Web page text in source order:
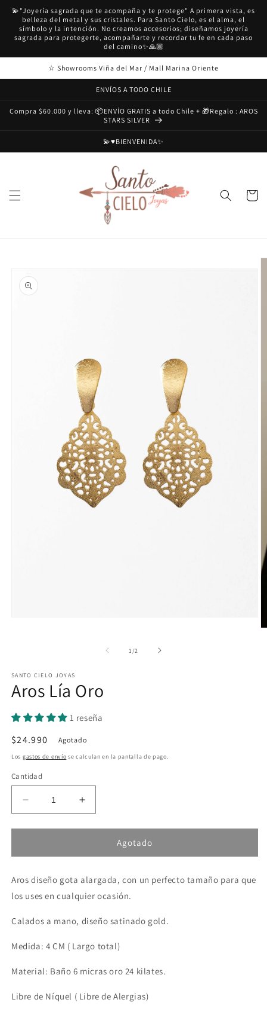
directamente
al contenido
💫"Joyería sagrada que te acompaña y te protege" A primera vista, es
belleza del metal y sus cristales. Para Santo Cielo, es el alma, el
símbolo y la intención. No creamos accesorios; diseñamos joyería
sagrada para protegerte, acompañarte y recordar tu fe en cada paso
del camino✨🙏🏼
☆ Showrooms Viña del Mar / Mall Marina Oriente
ENVÍOS A TODO CHILE
Compra $60.000 y lleva: 📦ENVÍO GRATIS a todo Chile + 🎁Regalo : AROS
STARS SILVER
💫♥️BIENVENIDA✨
Carrito
información
del producto
ventana
modal
1 /de2
SANTO CIELO JOYAS
Aros Lía Oro
1 reseña
Precio
habitual
$24.990 Agotado
Los gastos de envío se calculan en la pantalla de pago.
Cantidad
Reducir
cantidad
para
Lía
Aumentar
cantidad
para
Lía
Agotado
Aros diseño gota alargada, con un perfecto tamaño para que
los uses en cualquier ocasión.
Calados a mano, diseño satinado gold.
Medida: 4 CM ( Largo total)
Material: Baño 6 micras oro 24 kilates.
Libre de Níquel ( Libre de Alergias)